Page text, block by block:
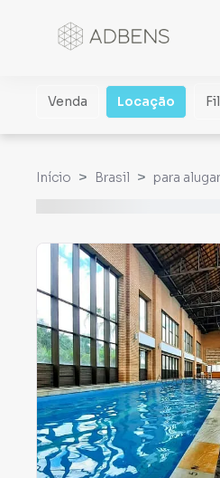
Venda Locação
Início Brasil para alugar